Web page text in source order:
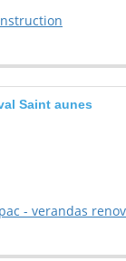
Saint aunes
- verandas